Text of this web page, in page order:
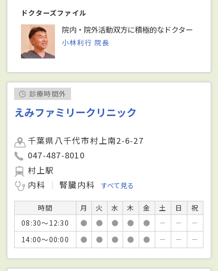
ドクターズファイル
院内・院外活動双方に積極的なドクター
小林利行 院長
診療時間外
えみファミリークリニック
千葉県八千代市村上南2-6-27
047-487-8010
村上駅
内科
腎臓内科 すべて見る
時間 月 火 水 木 金 土 日
祝
08:30～12:30
● ● ● ● ● － －
－
14:00～00:00
● ● ● ● ● － － －